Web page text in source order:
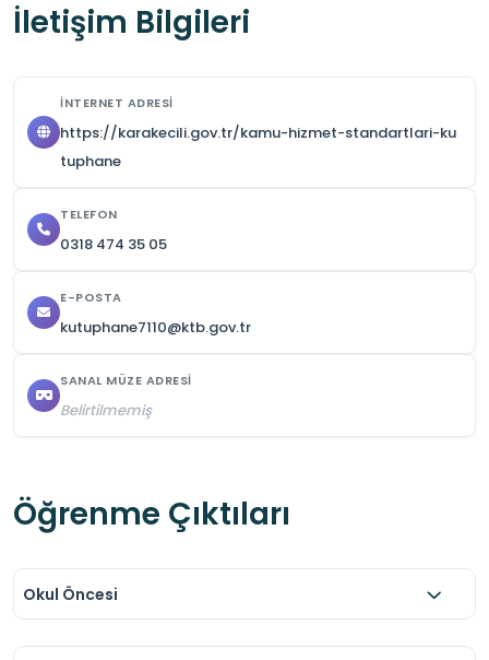
- Kullanıcılar, kendi eşyalarından sorumludur.
- Özel etkinlikler için randevu alınmalıdır.
- Yüksek sesle konuşulmaz.
İletişim Bilgileri
İNTERNET ADRESI
https://karakecili.gov.tr/kamu-hizmet-standartlari-ku
tuphane
TELEFON
0318 474 35 05
E-POSTA
kutuphane7110@ktb.gov.tr
SANAL MÜZE ADRESI
Belirtilmemiş
Öğrenme Çıktıları
Okul Öncesi